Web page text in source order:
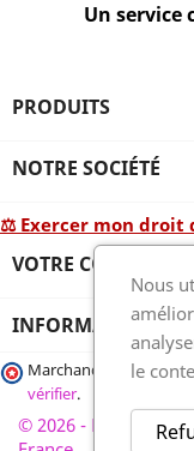
Un service
PRODUITS
NOTRE SOCIÉTÉ
⚖ Exercer mon droit
VOTRE COMPTE
INFORMATIONS
Marchand approuvé
vérifier.
© 2026 - France-
Nous
le